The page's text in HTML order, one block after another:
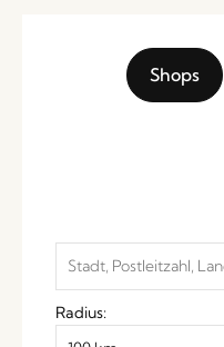
Shops
Radius: